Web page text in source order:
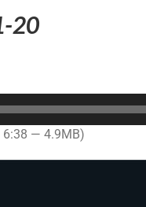
20
6:38 — 4.9MB)